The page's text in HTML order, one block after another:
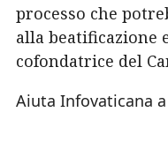
processo che
alla beatificazione
cofondatrice del
Aiuta Infovaticana